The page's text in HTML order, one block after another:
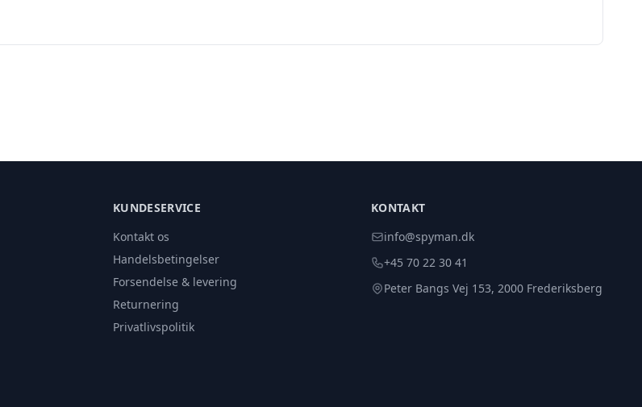
KUNDESERVICE
Kontakt os
Handelsbetingelser
Forsendelse & levering
Returnering
Privatlivspolitik
KONTAKT
info@spyman.dk
+45 70 22 30 41
Peter Bangs Vej 153, 2000 Frederiksberg